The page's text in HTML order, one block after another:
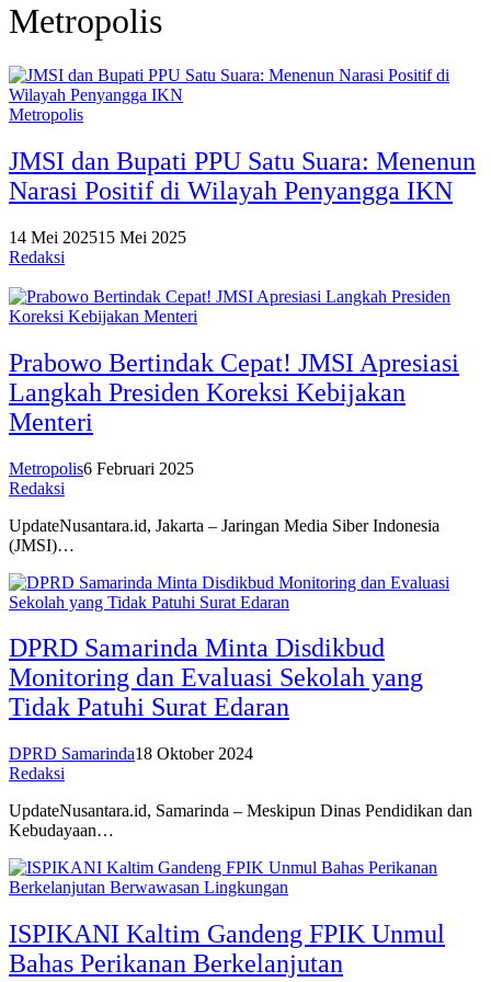
Metropolis
Metropolis
JMSI dan Bupati PPU Satu Suara: Menenun
Narasi Positif di Wilayah Penyangga IKN
14 Mei 202515 Mei 2025
Redaksi
Prabowo Bertindak Cepat! JMSI Apresiasi
Langkah Presiden Koreksi Kebijakan
Menteri
Metropolis6 Februari 2025
Redaksi
UpdateNusantara.id, Jakarta – Jaringan Media Siber Indonesia
(JMSI)…
DPRD Samarinda Minta Disdikbud
Monitoring dan Evaluasi Sekolah yang
Tidak Patuhi Surat Edaran
DPRD Samarinda18 Oktober 2024
Redaksi
UpdateNusantara.id, Samarinda – Meskipun Dinas Pendidikan dan
Kebudayaan…
ISPIKANI Kaltim Gandeng FPIK Unmul
Bahas Perikanan Berkelanjutan